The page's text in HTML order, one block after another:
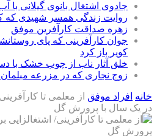
جادوی اشتغال بانوی گیلانی با
روایت زندگی همسر شهیدی که
زهره صداقت کارآفرین موفق
جوان کارآفرینی که پای
کویر باز کرد
خلق آثار ناب از چوب خشک با
زوج نجاری که در مزرعه
خانه افراد موفق
در یک سال با پرورش گل